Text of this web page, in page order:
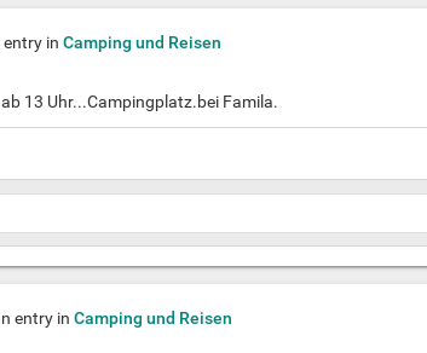
in Camping und Reisen
13 Uhr...Campingplatz.bei Famila.
entry in Camping und Reisen